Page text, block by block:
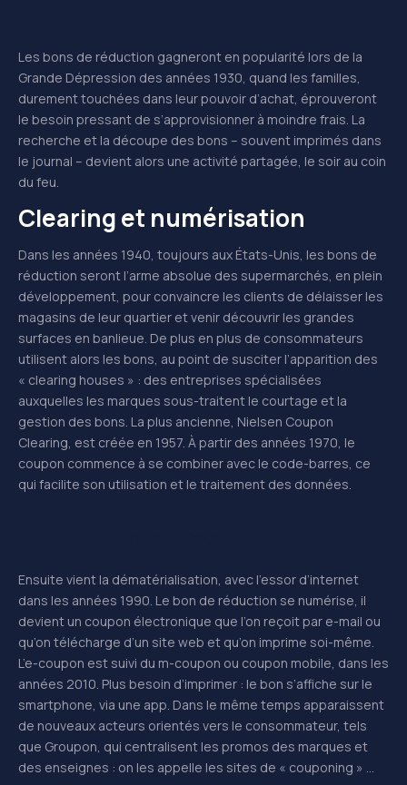
Les bons de réduction gagneront en popularité lors de la
Grande Dépression des années 1930, quand les familles,
durement touchées dans leur pouvoir d’achat, éprouveront
le besoin pressant de s’approvisionner à moindre frais. La
recherche et la découpe des bons – souvent imprimés dans
le journal – devient alors une activité partagée, le soir au coin
du feu.
Clearing et numérisation
Dans les années 1940, toujours aux États-Unis, les bons de
réduction seront l’arme absolue des supermarchés, en plein
développement, pour convaincre les clients de délaisser les
magasins de leur quartier et venir découvrir les grandes
surfaces en banlieue. De plus en plus de consommateurs
utilisent alors les bons, au point de susciter l’apparition des
« clearing houses » : des entreprises spécialisées
auxquelles les marques sous-traitent le courtage et la
gestion des bons. La plus ancienne, Nielsen Coupon
Clearing, est créée en 1957. À partir des années 1970, le
coupon commence à se combiner avec le code-barres, ce
qui facilite son utilisation et le traitement des données.
Ensuite vient la dématérialisation, avec l’essor d’internet
dans les années 1990. Le bon de réduction se numérise, il
devient un coupon électronique que l’on reçoit par e-mail ou
qu’on télécharge d’un site web et qu’on imprime soi-même.
L’e-coupon est suivi du m-coupon ou coupon mobile, dans les
années 2010. Plus besoin d’imprimer : le bon s’affiche sur le
smartphone, via une app. Dans le même temps apparaissent
de nouveaux acteurs orientés vers le consommateur, tels
que Groupon, qui centralisent les promos des marques et
des enseignes : on les appelle les sites de « couponing » …